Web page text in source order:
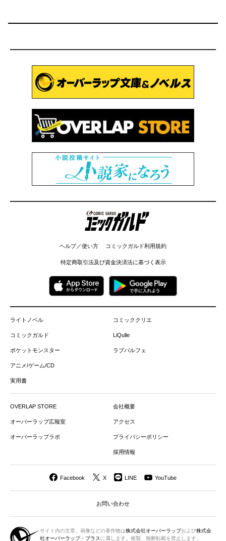
コミックガルド
ヘルプ／使い方 コミックガルド利用規約
特定商取引法及び資金決済法に基づく表示
ライトノベル
コミックガルド
ポケットモンスター
アニメ/ゲーム/CD
実用書
コミッククリエ
LiQulle
ラブパルフェ
OVERLAP STORE
オーバーラップ広報室
オーバーラップラボ
会社概要
アクセス
プライバシーポリシー
採用情報
Facebook X LINE YouTube
お問い合わせ
サイト内の文章、画像などの著作物は株式会社オーバーラップおよび株式会
社オーバーラップ・プラス に属します。複製、無断転載を禁止します。